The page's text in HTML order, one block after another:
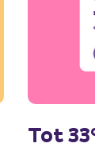
Tot